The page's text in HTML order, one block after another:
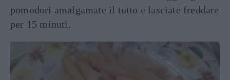
pomodori amalgamate il tutto e lasciate freddare
per 15 minuti.